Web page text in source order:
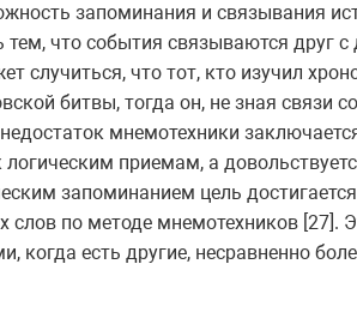
запоминания и связывания
тем, что события связываются друг
случиться, что тот, кто изучил
битвы, тогда он, не зная связи
мнемотехники
приемам, а
запоминанием цель
по методе мнемотехников [27].
есть другие, несравненно